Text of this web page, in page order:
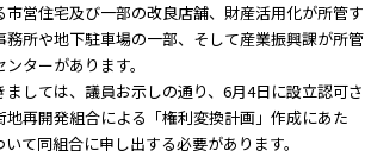
営住宅及び一部の改良店舗、財産活用化が所管す
務所や地下駐車場の一部、そして産業振興課が所管
ターがあります。
しては、議員お示しの通り、6月4日に設立認可さ
再開発組合による「権利変換計画」作成にあた
て同組合に申し出する必要があります。